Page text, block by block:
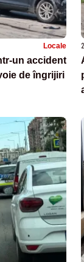
Locale
un accident
de îngrijiri